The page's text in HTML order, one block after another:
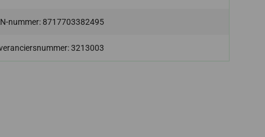
nummer: 8717703382495
3213003